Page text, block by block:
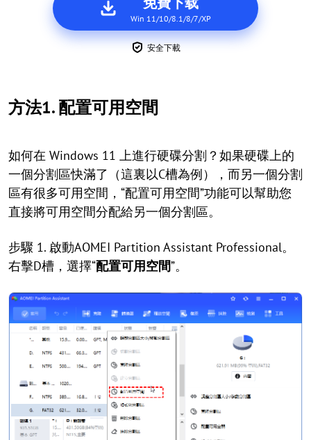
Win 11/10/8.1/8/7/XP
安全下載
方法1. 配置可用空間
如何在 Windows 11 上進行硬碟分割？如果硬碟上的
一個分割區快滿了（這裏以C槽為例），而另一個分割
區有很多可用空間，“配置可用空間”功能可以幫助您
直接將可用空間分配給另一個分割區。
步驟 1. 啟動AOMEI Partition Assistant Professional。
右擊D槽，選擇“配置可用空間”。